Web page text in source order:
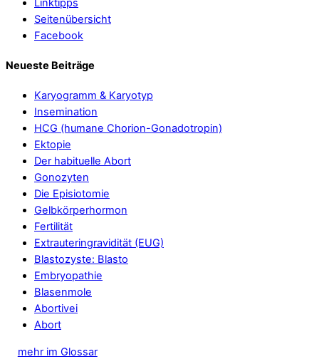
Linktipps
Seitenübersicht
Facebook
Neueste Beiträge
Karyogramm & Karyotyp
Insemination
HCG (humane Chorion-Gonadotropin)
Ektopie
Der habituelle Abort
Gonozyten
Die Episiotomie
Gelbkörperhormon
Fertilität
Extrauteringravidität (EUG)
Blastozyste: Blasto
Embryopathie
Blasenmole
Abortivei
Abort
mehr im Glossar